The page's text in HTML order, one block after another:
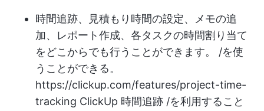
時間追跡、見積もり時間の設定、メモの追
加、レポート作成、各タスクの時間割り当て
をどこからでも行うことができます。 /を使
うことができる。
https://clickup.com/features/project-time-
tracking ClickUp 時間追跡 /を利用すること